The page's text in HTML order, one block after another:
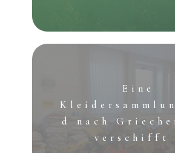
Eine
d nach
verschifft